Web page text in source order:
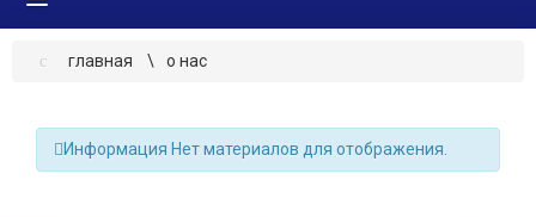
главная о нас
Информация Нет материалов для отображения.